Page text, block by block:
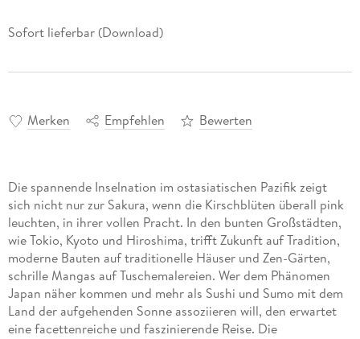
Sofort lieferbar (Download)
Merken Empfehlen Bewerten
Die spannende Inselnation im ostasiatischen Pazifik zeigt
sich nicht nur zur Sakura, wenn die Kirschblüten überall pink
leuchten, in ihrer vollen Pracht. In den bunten Großstädten,
wie Tokio, Kyoto und Hiroshima, trifft Zukunft auf Tradition,
moderne Bauten auf traditionelle Häuser und Zen-Gärten,
schrille Mangas auf Tuschemalereien. Wer dem Phänomen
Japan näher kommen und mehr als Sushi und Sumo mit dem
Land der aufgehenden Sonne assoziieren will, den erwartet
eine facettenreiche und faszinierende Reise. Die